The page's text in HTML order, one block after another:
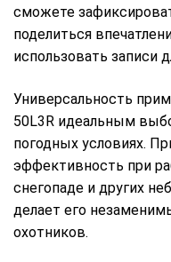
сможете
поделиться
использовать записи
Универсальность
50L3R идеальным
погодных условиях.
эффективность при
снегопаде и других
делает его
охотников.